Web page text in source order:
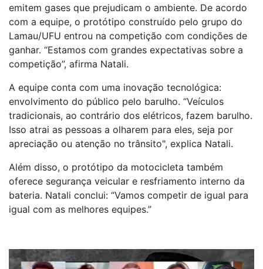
emitem gases que prejudicam o ambiente. De acordo
com a equipe, o protótipo construído pelo grupo do
Lamau/UFU entrou na competição com condições de
ganhar. “Estamos com grandes expectativas sobre a
competição”, afirma Natali.
A equipe conta com uma inovação tecnológica:
envolvimento do público pelo barulho. “Veículos
tradicionais, ao contrário dos elétricos, fazem barulho.
Isso atrai as pessoas a olharem para eles, seja por
apreciação ou atenção no trânsito", explica Natali.
Além disso, o protótipo da motocicleta também
oferece segurança veicular e resfriamento interno da
bateria. Natali conclui: “Vamos competir de igual para
igual com as melhores equipes.”